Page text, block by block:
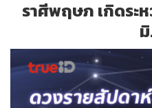
ราศีพฤษภ เกิดระ